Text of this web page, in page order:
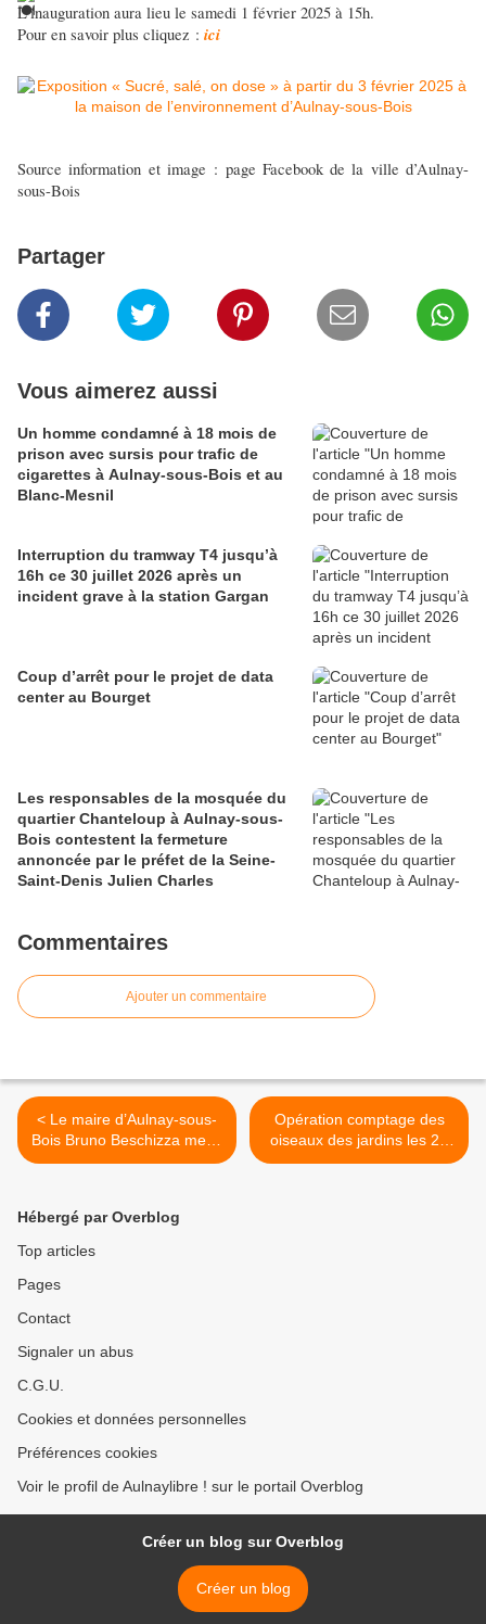
L’inauguration aura lieu le samedi 1 février 2025 à 15h.
Pour en savoir plus cliquez : ici
Source information et image : page Facebook de la ville d’Aulnay-
sous-Bois
Partager
Vous aimerez aussi
Un homme condamné à 18 mois de
prison avec sursis pour trafic de
cigarettes à Aulnay-sous-Bois et au
Blanc-Mesnil
Interruption du tramway T4 jusqu’à
16h ce 30 juillet 2026 après un
incident grave à la station Gargan
Coup d’arrêt pour le projet de data
center au Bourget
Les responsables de la mosquée du
quartier Chanteloup à Aulnay-sous-
Bois contestent la fermeture
annoncée par le préfet de la Seine-
Saint-Denis Julien Charles
Commentaires
Ajouter un commentaire
< Le maire d’Aulnay-sous-
Bois Bruno Beschizza met à
l’honneur celles et ceux
Opération comptage des
oiseaux des jardins les 25
et 26 janvier 2025 à Aulnay-
Hébergé par Overblog
Top articles
Pages
Contact
Signaler un abus
C.G.U.
Cookies et données personnelles
Préférences cookies
Voir le profil de Aulnaylibre ! sur le portail Overblog
Créer un blog sur Overblog
Créer un blog